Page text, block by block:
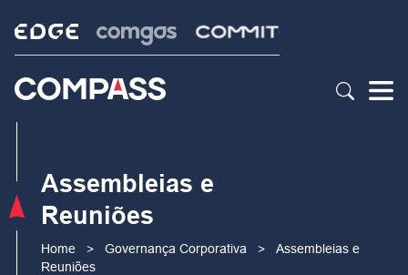
Assembleias e
Reuniões
Home > Governança Corporativa >
Assembleias e
Reuniões